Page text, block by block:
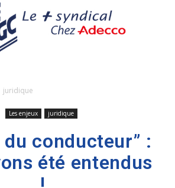
juridique
Les enjeux juridique
du conducteur” :
été entendus